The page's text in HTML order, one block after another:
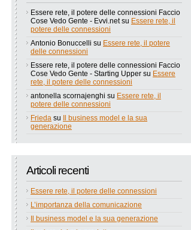
Essere rete, il potere delle connessioni Faccio
Cose Vedo Gente - Evvi.netsu Essere rete, il
potere delle connessioni
Antonio Bonuccelli su Essere rete, il potere
delle connessioni
Essere rete, il potere delle connessioni Faccio
Cose Vedo Gente - Starting Upper su Essere
rete, il potere delle connessioni
antonella scornajenghi su Essere rete, il
potere delle connessioni
Frieda su
Il business model e la sua
generazione
Articoli recenti
Essere rete, il potere delle connessioni
L’importanza della comunicazione
Il business model e la sua generazione